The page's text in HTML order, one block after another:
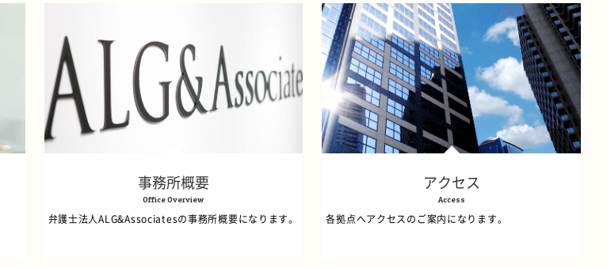
事務所概要
Office Overview
弁護士法人ALG&Associatesの事務所概要になります。
アクセス
Access
各拠点へアクセスのご案内になります。